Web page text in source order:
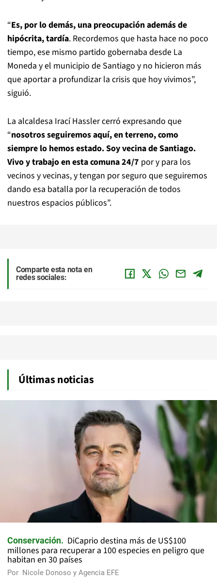
“Es, por lo demás, una preocupación además de
hipócrita, tardía. Recordemos que hasta hace no poco
tiempo, ese mismo partido gobernaba desde La
Moneda y el municipio de Santiago y no hicieron más
que aportar a profundizar la crisis que hoy vivimos”,
siguió.
La alcaldesa Irací Hassler cerró expresando que
“nosotros seguiremos aquí, en terreno, como
siempre lo hemos estado. Soy vecina de Santiago.
Vivo y trabajo en esta comuna 24/7 por y para los
vecinos y vecinas, y tengan por seguro que seguiremos
dando esa batalla por la recuperación de todos
nuestros espacios públicos”.
Comparte esta nota en
redes sociales:
Últimas noticias
Conservación
DiCaprio destina más de US$100
millones para recuperar a 100 especies en peligro que
habitan en 30 países
Por Nicole Donoso y Agencia EFE